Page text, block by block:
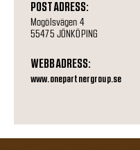
POSTADRESS:
Mogölsvägen 4
55475 JÖNKÖPING
WEBBADRESS:
www.onepartnergroup.se